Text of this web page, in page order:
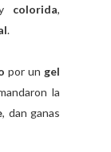
colorida,
.
por un gel
la
, dan ganas